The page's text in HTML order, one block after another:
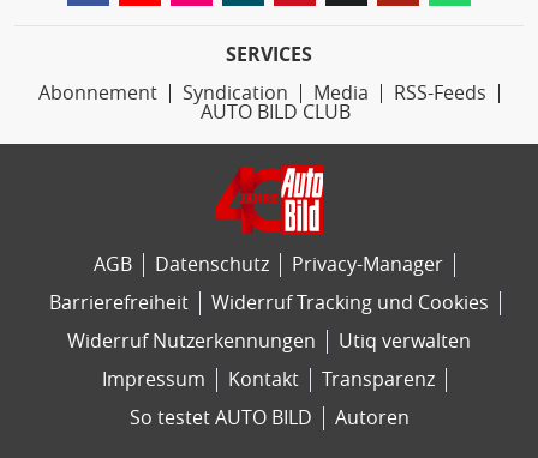
SERVICES
Abonnement
Syndication Media
RSS-Feeds
AUTO BILD CLUB
AGB Datenschutz
Privacy-Manager
Barrierefreiheit
Widerruf Tracking und Cookies
Widerruf Nutzerkennungen
Utiq verwalten
Impressum
Kontakt
Transparenz
So testet AUTO BILD
Autoren